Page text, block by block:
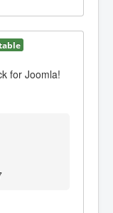
for Joomla!